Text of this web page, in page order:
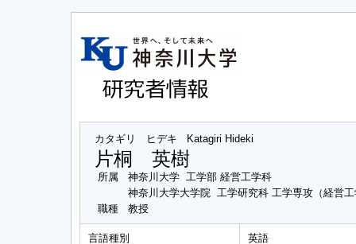
カタギリ ヒデキ Katagiri Hideki
片桐 英樹
所属
神奈川大学 工学部 経営工学科
神奈川大学大学院 工学研究科 工学専攻（経営
職種
教授
言語種別 英語